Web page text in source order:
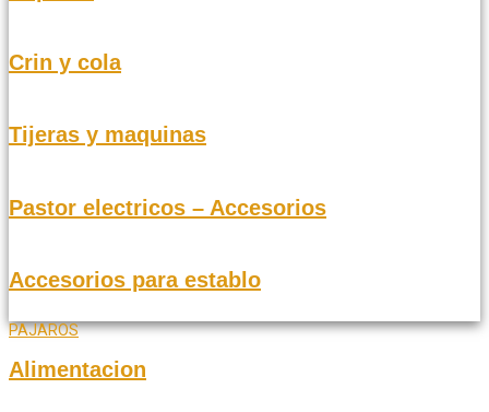
Crin y cola
Tijeras y maquinas
Pastor electricos – Accesorios
Accesorios para establo
PAJAROS
Alimentacion